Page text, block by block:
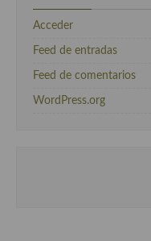
Acceder
Feed de entradas
Feed de comentarios
WordPress.org